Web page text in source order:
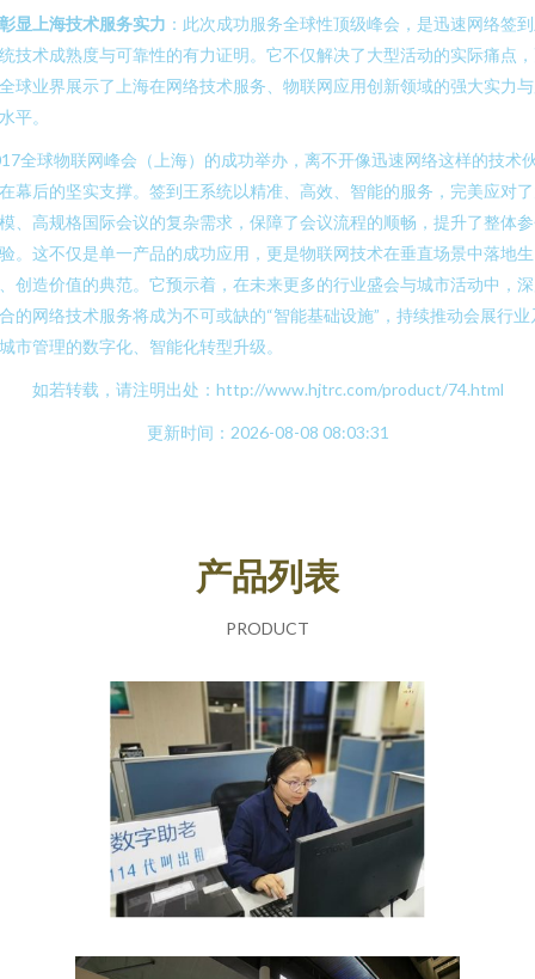
显上海技术服务实力 ：此次成功服务全球性顶级峰会，是迅速网络签
技术成熟度与可靠性的有力证明。它不仅解决了大型活动的实际痛点
球业界展示了上海在网络技术服务、物联网应用创新领域的强大实力
平。
全球物联网峰会（上海）的成功举办，离不开像迅速网络这样的技术
幕后的坚实支撑。签到王系统以精准、高效、智能的服务，完美应对
、高规格国际会议的复杂需求，保障了会议流程的顺畅，提升了整体
。这不仅是单一产品的成功应用，更是物联网技术在垂直场景中落地生
创造价值的典范。它预示着，在未来更多的行业盛会与城市活动中，
的网络技术服务将成为不可或缺的“智能基础设施”，持续推动会展行业
市管理的数字化、智能化转型升级。
如若转载，请注明出处：http://www.hjtrc.com/product/74.html
更新时间：2026-08-08 08:03:31
产品列表
PRODUCT